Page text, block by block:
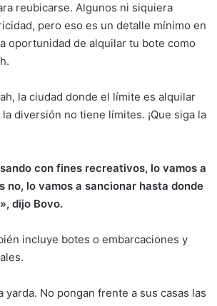
reubicarse. Algunos ni siquiera
pero eso es un detalle mínimo en
oportunidad de alquilar tu bote como
la ciudad donde el límite es alquilar
diversión no tiene límites. ¡Que siga la
con fines recreativos, lo vamos a
no, lo vamos a sancionar hasta donde
dijo Bovo.
incluye botes o embarcaciones y
yarda. No pongan frente a sus casas las